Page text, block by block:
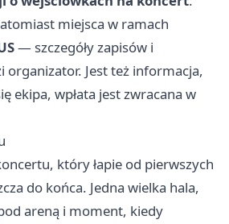
miejsca w ramach
— szczegóły zapisów i
organizator. Jest też informacja,
ekipa, wpłata jest zwracana w
który łapie od pierwszych
do końca. Jedna wielka hala,
areną i moment, kiedy